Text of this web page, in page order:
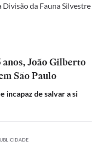
da Fauna Silvestre
João Gilberto
São Paulo
incapaz de salvar a si